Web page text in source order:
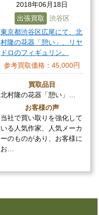
2018年06月18日
出張買取
渋谷区
東京都渋谷区広尾にて、北
村隆の花器「憩い」、リヤ
ドロのフィギュリン。
参考買取価格：45,000円
買取品目
北村隆の花器「憩い」…
お客様の声
当社で買い取りを強化して
いる人気作家、人気メーカ
ーのものがあり、お客様に
お…